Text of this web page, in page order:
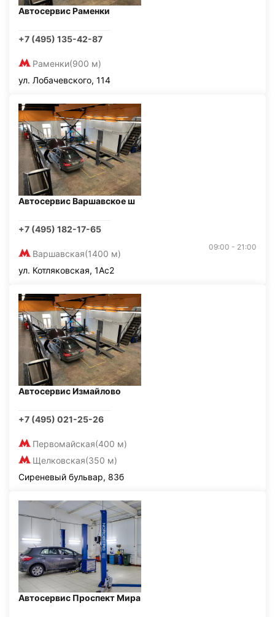
Автосервис Раменки
+7 (495) 135-42-87
Раменки(900 м)
ул. Лобачевского, 114
Автосервис Варшавское ш
+7 (495) 182-17-65
Варшавская(1400 м)
09:00 - 21:00
ул. Котляковская, 1Ас2
Автосервис Измайлово
+7 (495) 021-25-26
Первомайская(400 м)
Щелковская(350 м)
Сиреневый бульвар, 83б
Автосервис Проспект Мира